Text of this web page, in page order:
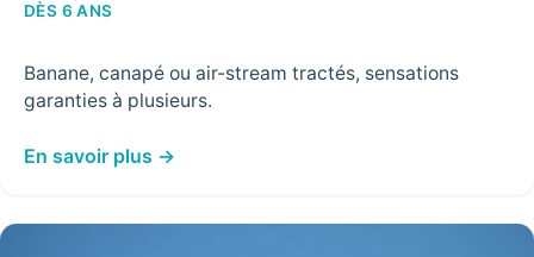
DÈS 6 ANS
Banane, canapé ou air-stream tractés, sensations
garanties à plusieurs.
En savoir plus